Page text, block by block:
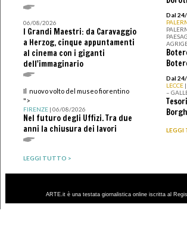
06/08/2026
I Grandi Maestri: da Caravaggio
a Herzog, cinque appuntamenti
al cinema con i giganti
dell'immaginario
Il nuovo volto del museo fiorentino
">
FIRENZE| 06/08/2026
Nel futuro degli Uffizi. Tra due
anni la chiusura dei lavori
LEGGI TUTTO >
Dal
Dal
LECCE
–
LEGGI
ARTE.it è una testata giornalistica online iscritta al